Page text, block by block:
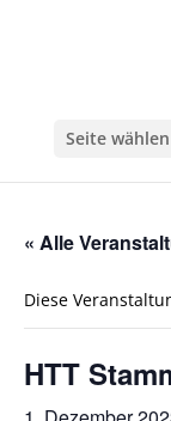
Seite wählen
« Alle
Diese
HTT